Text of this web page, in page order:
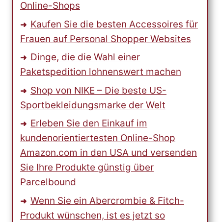
Online-Shops
Kaufen Sie die besten Accessoires für
Frauen auf Personal Shopper Websites
Dinge, die die Wahl einer
Paketspedition lohnenswert machen
Shop von NIKE – Die beste US-
Sportbekleidungsmarke der Welt
Erleben Sie den Einkauf im
kundenorientiertesten Online-Shop
Amazon.com in den USA und versenden
Sie Ihre Produkte günstig über
Parcelbound
Wenn Sie ein Abercrombie & Fitch-
Produkt wünschen, ist es jetzt so